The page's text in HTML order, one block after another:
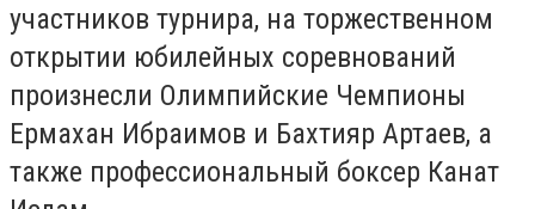
участников турнира, на торжественном
открытии юбилейных соревнований
произнесли Олимпийские Чемпионы
Ермахан Ибраимов и Бахтияр Артаев, а
также профессиональный боксер Канат